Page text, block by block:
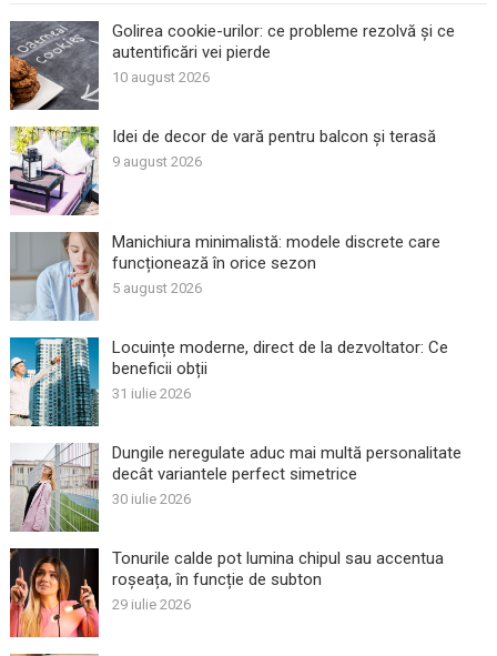
Golirea cookie-urilor: ce probleme rezolvă și ce
autentificări vei pierde
10 august 2026
Idei de decor de vară pentru balcon și terasă
9 august 2026
Manichiura minimalistă: modele discrete care
funcționează în orice sezon
5 august 2026
Locuințe moderne, direct de la dezvoltator: Ce
beneficii obții
31 iulie 2026
Dungile neregulate aduc mai multă personalitate
decât variantele perfect simetrice
30 iulie 2026
Tonurile calde pot lumina chipul sau accentua
roșeața, în funcție de subton
29 iulie 2026